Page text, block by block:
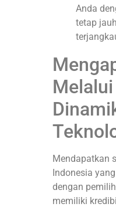
Anda
tetap
Mendapatkan
Indonesia
dengan
memiliki